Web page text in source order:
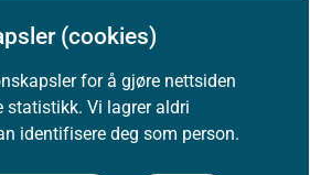
(cookies)
for å gjøre nettsiden
statistikk. Vi lagrer aldri
identifisere deg som person.